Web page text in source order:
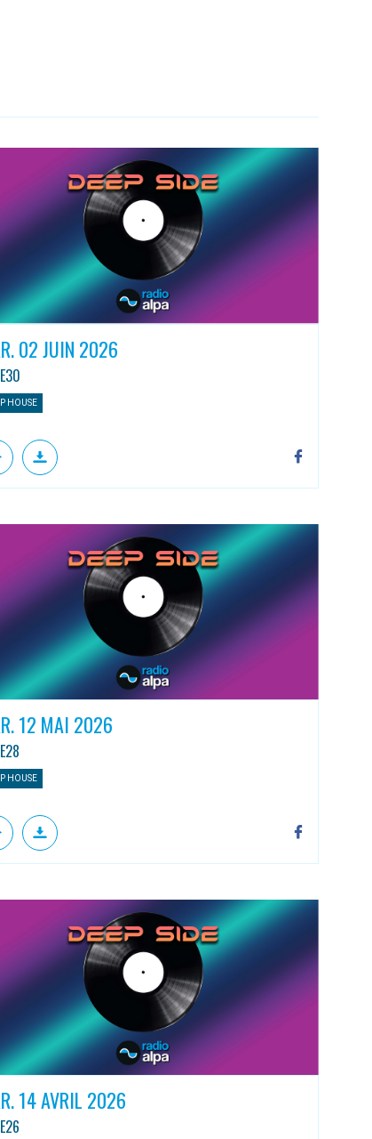
02 JUIN 2026
HOUSE
12 MAI 2026
HOUSE
14 AVRIL 2026